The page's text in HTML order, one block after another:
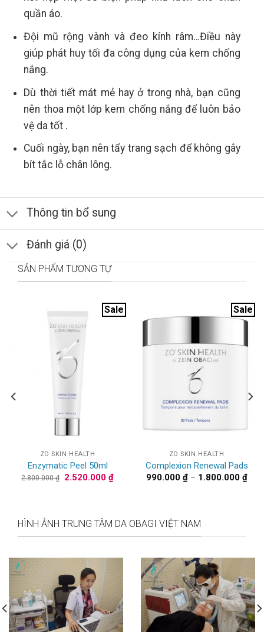
quần áo.
Đội mũ rộng vành và đeo kính râm…Điều này
giúp phát huy tối đa công dụng của kem chống
nắng.
Dù thời tiết mát mẻ hay ở trong nhà, bạn cũng
nên thoa một lớp kem chống nắng để luôn bảo
vệ da tốt .
Cuối ngày, bạn nên tẩy trang sạch để không gây
bít tắc lỗ chân lông.
Thông tin bổ sung
Đánh giá (0)
SẢN PHẨM TƯƠNG TỰ
Sale
ZO SKIN HEALTH
Enzymatic Peel 50ml
2.800.000₫ Giá
2.520.000 ₫Giá
hiện
Sale
ZO SKIN HEALTH
Complexion Renewal Pads
990.000 ₫ – 1.800.000 ₫
giá:
HÌNH ẢNH TRUNG TÂM DA OBAGI VIỆT NAM